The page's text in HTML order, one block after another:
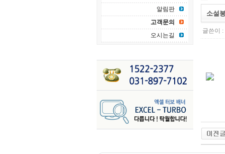
알림판
고객문의
오시는길
소설
글쓴이 :